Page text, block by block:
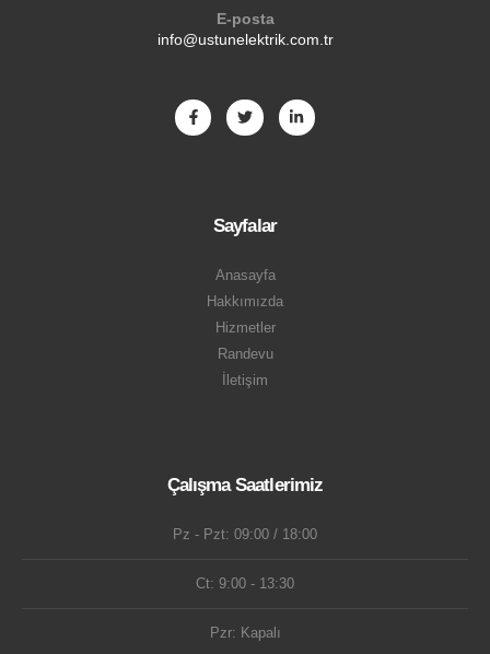
E-posta
info@ustunelektrik.com.tr
Sayfalar
Anasayfa
Hakkımızda
Hizmetler
Randevu
İletişim
Çalışma Saatlerimiz
Pz - Pzt: 09:00 / 18:00
Ct: 9:00 - 13:30
Pzr: Kapalı